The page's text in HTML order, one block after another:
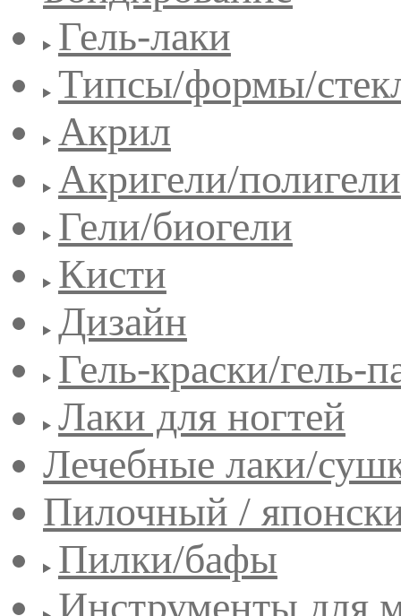
Гель-лаки
Типсы/формы/
Акрил
Акригели/полигели
Гели/биогели
Кисти
Дизайн
Гель-краски/гель-
Лаки для ногтей
Лечебные лаки/
Пилочный /
Пилки/бафы
Инструменты для